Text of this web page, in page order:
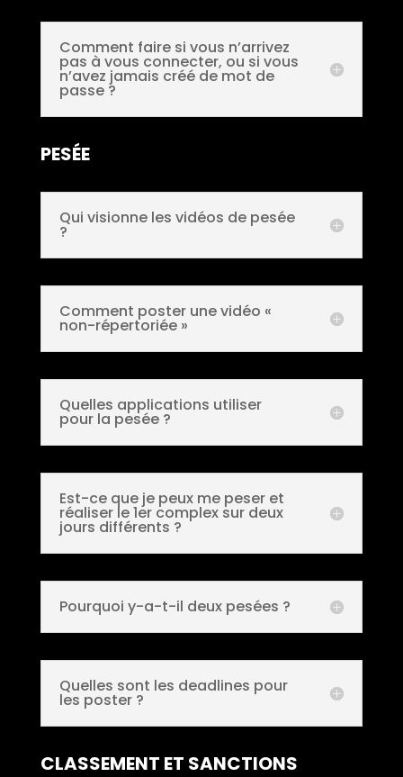
Comment faire si vous n’arrivez
pas à vous connecter, ou si vous
n’avez jamais créé de mot de
passe ?
PESÉE
Qui visionne les vidéos de pesée
?
Comment poster une vidéo «
non-répertoriée »
Quelles applications utiliser
pour la pesée ?
Est-ce que je peux me peser et
réaliser le 1er complex sur deux
jours différents ?
Pourquoi y-a-t-il deux pesées ?
Quelles sont les deadlines pour
les poster ?
CLASSEMENT ET SANCTIONS